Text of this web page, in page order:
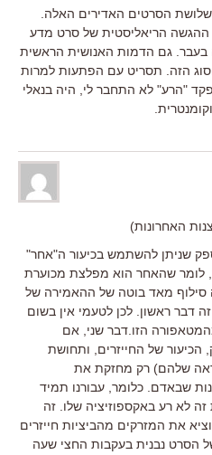
הסרטים האדירים האלה.
הריאליסטית של סרט מדע
בעבר. גם הדמות האנושית הראשית
הזה. תסריט עם הפתעות למרות
"הרע" לא התחבר לי, היה בנאלי
האחרונות)
שניתן להשתמש בכיעור ה"אחר"
לומר שהאחר הוא מפלצת מכוערת
סילוף מאד בוטה של ההאמירה של
דבר ראשון. לכן לטעמי אין בשום
הזו.דבר שני, אם
של החייזרים, ותחושת
שלהם) רק מחזקת את
שבאדם. כלומר, עבורנו תמיד
לא רע באקספוזיציה שלו. זה
את המזרקים מהביציות חייזרים
הסרט נבנית בעקבות החצי שעה